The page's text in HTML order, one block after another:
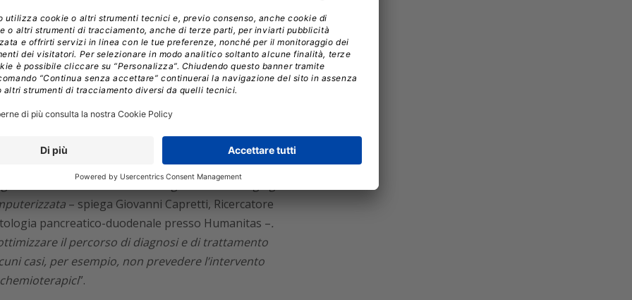
è relativamente poco diffuso. Questo rende
artificiale e sulle potenzialità che offre
casistica di pazienti relativamente ridotta. È
dai fondi 5×1000 e realizzato con il supporto dei
di predizione pre-operatoria
per il singolo paziente, la probabilità di
e da mettere in atto provvedimenti per limitarle.
Artificiale ai dati clinici e agli esami di imaging
– spiega Giovanni Capretti, Ricercatore
pancreatico-duodenale presso Humanitas –.
il percorso di diagnosi e di trattamento
casi, per esempio, non prevedere l’intervento
”.